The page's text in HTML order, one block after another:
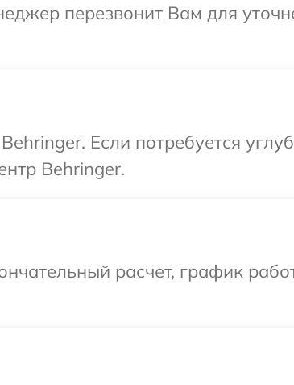
перезвонит Вам для
Если потребуется
Behringer.
расчет, график